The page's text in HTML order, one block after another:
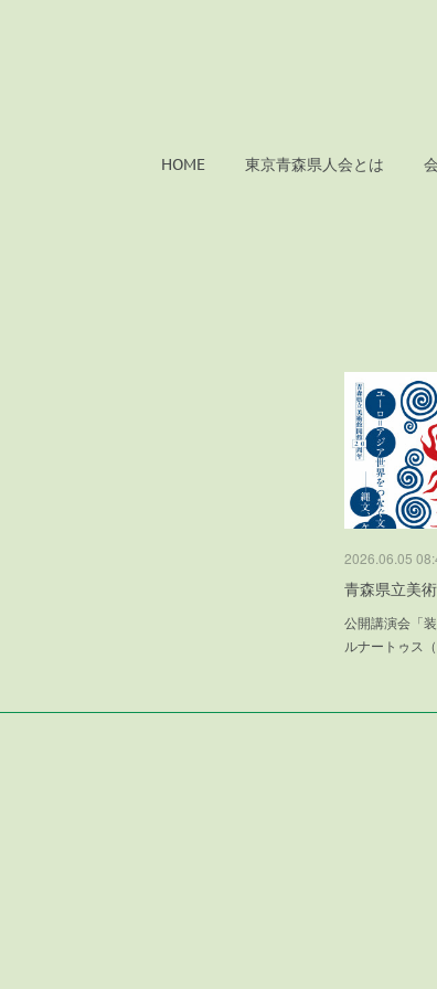
HOME 東京青森県人会とは
2026.06.05
青森県立美
公開講演会「
ルナートゥス